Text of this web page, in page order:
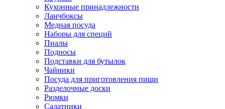
Кухонные принадлежности
Ланчбоксы
Медная посуда
Наборы для специй
Пиалы
Подносы
Подставки для бутылок
Чайники
Посуда для приготовления пищи
Разделочные доски
Рюмки
Салатники